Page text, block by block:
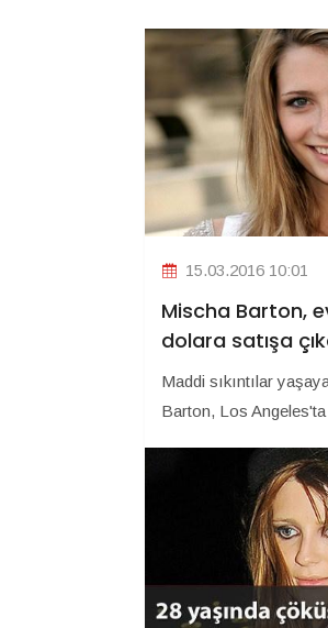
15.03.2016 10:01
Mischa Barton,
dolara satışa
Maddi sıkıntılar
Barton, Los